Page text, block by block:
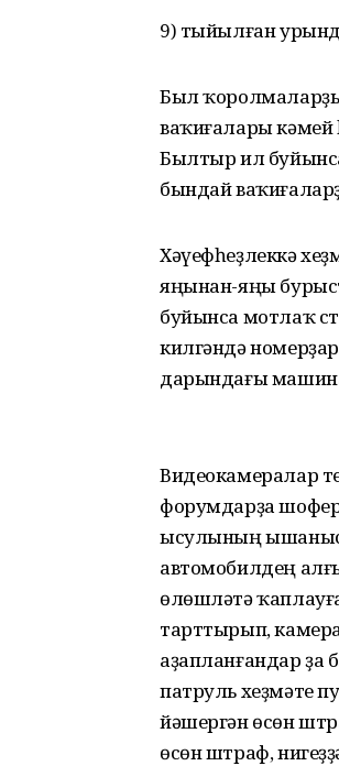
9) тыйылған
Был
ваҡиғалары кәмей
Былтыр ил
бындай
Хәүефһеҙлеккә
яңынан-яңы
буйынса мотлаҡ
килгәндә
дарындағы
Видеокамералар
форумдарҙа
ысулының
автомобилдең
өлөшләтә
тарттырып,
аҙапланғандар
патруль хеҙмәте
йәшергән өсөн
өсөн штраф,